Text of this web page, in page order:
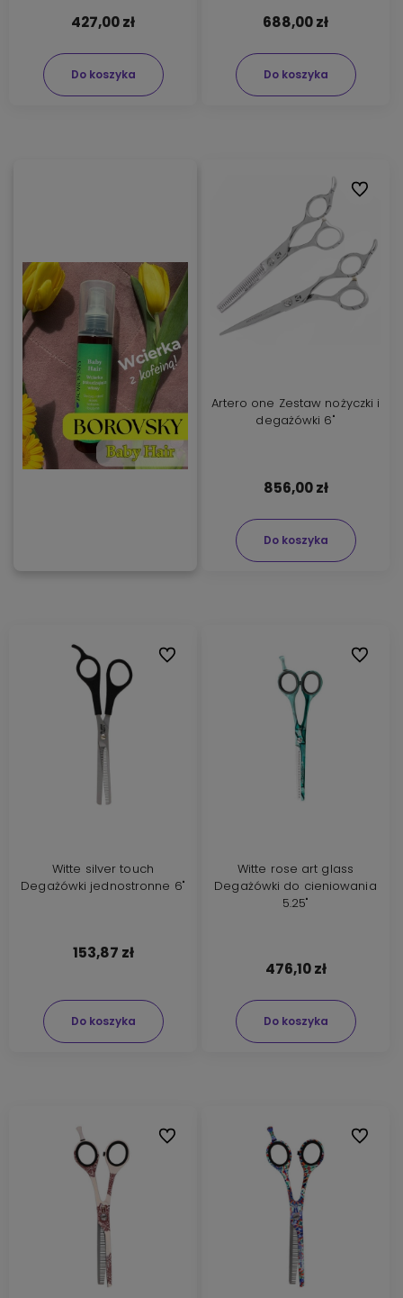
427,00 zł
Do koszyka
688,00 zł
Do koszyka
Artero one Zestaw nożyczki i
degażówki 6"
856,00 zł
Do koszyka
Do
Witte silver touch
Degażówki jednostronne 6"
153,87 zł
Do koszyka
Do ulubionych
Witte rose art glass
Degażówki do cieniowania
5.25"
476,10 zł
Do koszyka
Do
Do ulubionych Do